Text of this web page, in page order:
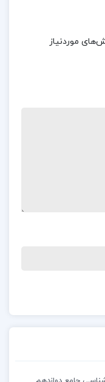
در زمینه بررسی و
و مشکلات
طلاق، سرقت و
موردنیاز